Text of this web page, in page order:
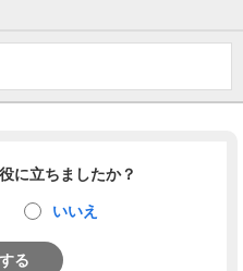
に立ちましたか？
いいえ
る